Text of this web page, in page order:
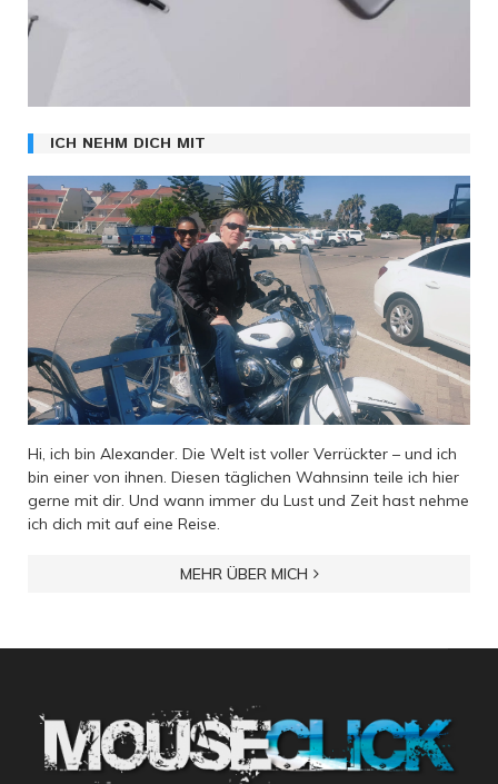
ICH NEHM DICH MIT
Hi, ich bin Alexander. Die Welt ist voller Verrückter – und ich
bin einer von ihnen. Diesen täglichen Wahnsinn teile ich hier
gerne mit dir. Und wann immer du Lust und Zeit hast nehme
ich dich mit auf eine Reise.
MEHR ÜBER MICH